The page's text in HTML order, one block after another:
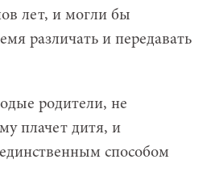
лет, и могли бы
различать и передавать
родители, не
плачет дитя, и
способом